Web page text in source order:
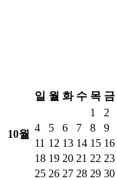
10월
일 월 화 수 목 금
1
2
4
5 6 7 8 9
11 12 13 14 15 16
18 19 20 21 22 23
25 26 27 28 29 30